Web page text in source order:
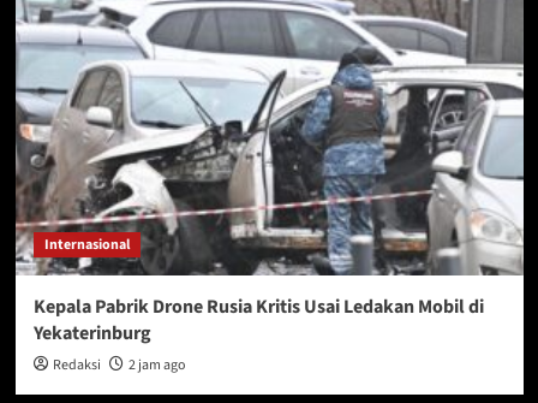
Internasional
Kepala Pabrik Drone Rusia Kritis Usai Ledakan Mobil di
Yekaterinburg
Redaksi 2 jam ago